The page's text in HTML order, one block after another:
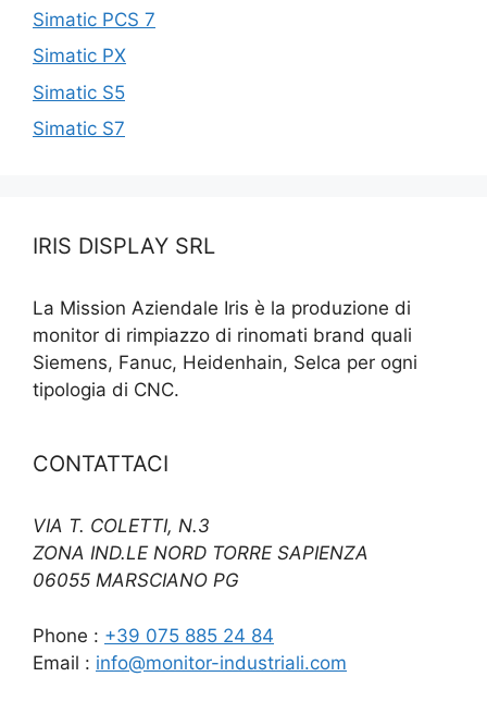
Simatic PCS 7
Simatic PX
Simatic S5
Simatic S7
IRIS DISPLAY SRL
La Mission Aziendale Iris è la produzione di
monitor di rimpiazzo di rinomati brand quali
Siemens, Fanuc, Heidenhain, Selca per ogni
tipologia di CNC.
CONTATTACI
VIA T. COLETTI, N.3
ZONA IND.LE NORD TORRE SAPIENZA
06055 MARSCIANO PG
Phone : +39 075 885 24 84
Email : info@monitor-industriali.com